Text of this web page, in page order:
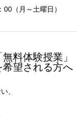
（月～土曜日）
無料体験授業」
希望される方へ
、